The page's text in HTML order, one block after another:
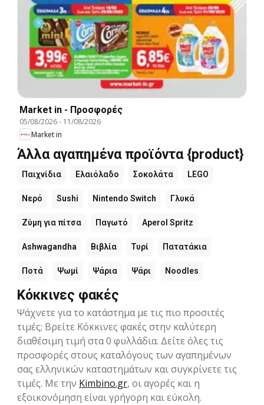
Market in - Προσφορές
05/08/2026- 11/08/2026
Market in
Άλλα αγαπημένα προϊόντα {product}
Παιχνίδια Ελαιόλαδο Σοκολάτα LEGO
Νερό Sushi Nintendo Switch Γλυκά
Ζύμη για πίτσα Παγωτό Aperol Spritz
Ashwagandha Βιβλία Τυρί Πατατάκια
Ποτά Ψωμί Ψάρια Ψάρι Noodles
Κόκκινες φακές
Ψάχνετε για το κατάστημα με τις πιο προσιτές
τιμές; Βρείτε Κόκκινες φακές στην καλύτερη
διαθέσιμη τιμή στα 0 φυλλάδια. Δείτε όλες τις
προσφορές στους καταλόγους των αγαπημένων
σας ελληνικών καταστημάτων και συγκρίνετε τις
τιμές. Με την Kimbino.gr, οι αγορές και η
εξοικονόμηση είναι γρήγορη και εύκολη.